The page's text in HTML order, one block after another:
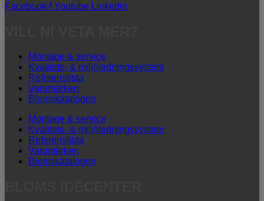
Facebook-f Youtube Linkedin
Montage & service
Kvalitets- & miljöledningssystem
Referenslista
Varumärken
Blomskatalogen
Montage & service
Kvalitets- & miljöledningssystem
Referenslista
Varumärken
Blomskatalogen